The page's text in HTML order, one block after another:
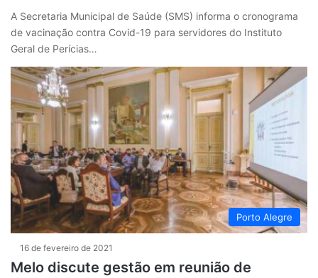
A Secretaria Municipal de Saúde (SMS) informa o cronograma
de vacinação contra Covid-19 para servidores do Instituto
Geral de Perícias…
Porto Alegre
16 de fevereiro de 2021
Melo discute gestão em reunião de